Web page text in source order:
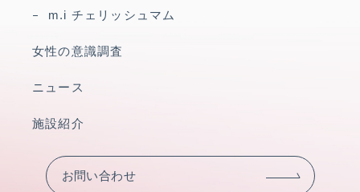
m.i チェリッシュマム
女性の意識調査
ニュース
施設紹介
お問い合わせ